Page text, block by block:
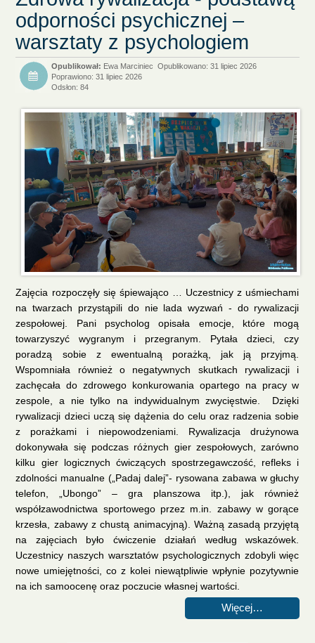
odporności psychicznej –
warsztaty z psychologiem
Ewa Marciniec
Opublikowano: 31 lipiec 2026
Poprawiono: 31 lipiec 2026
Odsłon: 84
Zajęcia rozpoczęły się śpiewająco … Uczestnicy z uśmiechami
na twarzach przystąpili do nie lada wyzwań - do rywalizacji
zespołowej. Pani psycholog opisała emocje, które mogą
towarzyszyć wygranym i przegranym. Pytała dzieci, czy
poradzą sobie z ewentualną porażką, jak ją przyjmą.
Wspomniała również o negatywnych skutkach rywalizacji i
zachęcała do zdrowego konkurowania opartego na pracy w
zespole, a nie tylko na indywidualnym zwycięstwie. Dzięki
rywalizacji dzieci uczą się dążenia do celu oraz radzenia sobie
z porażkami i niepowodzeniami. Rywalizacja drużynowa
dokonywała się podczas różnych gier zespołowych, zarówno
kilku gier logicznych ćwiczących spostrzegawczość, refleks i
zdolności manualne („Padaj dalej”- rysowana zabawa w głuchy
telefon, „Ubongo” – gra planszowa itp.), jak również
współzawodnictwa sportowego przez m.in. zabawy w gorące
krzesła, zabawy z chustą animacyjną). Ważną zasadą przyjętą
na zajęciach było ćwiczenie działań według wskazówek.
Uczestnicy naszych warsztatów psychologicznych zdobyli więc
nowe umiejętności, co z kolei niewątpliwie wpłynie pozytywnie
na ich samoocenę oraz poczucie własnej wartości.
Więcej…